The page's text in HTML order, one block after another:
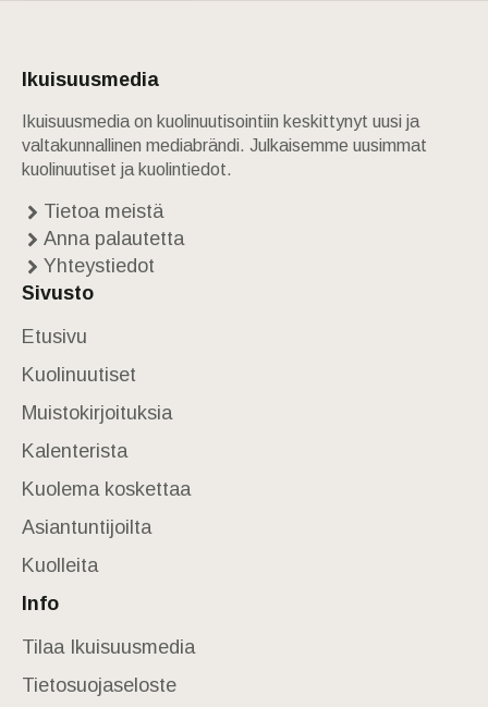
Ikuisuusmedia
Ikuisuusmedia on kuolinuutisointiin keskittynyt uusi ja
valtakunnallinen mediabrändi. Julkaisemme uusimmat
kuolinuutiset ja kuolintiedot.
Tietoa meistä
Anna palautetta
Yhteystiedot
Sivusto
Etusivu
Kuolinuutiset
Muistokirjoituksia
Kalenterista
Kuolema koskettaa
Asiantuntijoilta
Kuolleita
Info
Tilaa Ikuisuusmedia
Tietosuojaseloste